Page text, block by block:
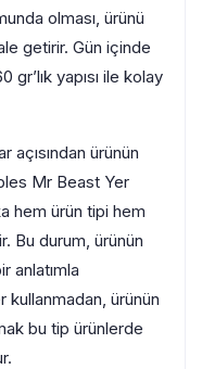
olması, ürünü
getirir. Gün içinde
gr’lık yapısı ile kolay
açısından ürünün
Mr Beast Yer
hem ürün tipi hem
Bu durum, ürünün
anlatımla
kullanmadan, ürünün
bu tip ürünlerde